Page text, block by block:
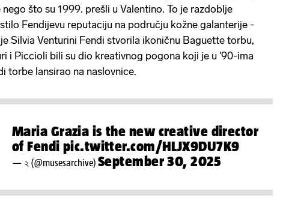
nego što su 1999. prešli u Valentino. To je razdoblje
Fendijevu reputaciju na području kožne galanterije -
Silvia Venturini Fendi stvorila ikoničnu Baguette torbu,
i Piccioli bili su dio kreativnog pogona koji je u '90-ima
torbe lansirao na naslovnice.
Maria Grazia is the new creative director
of Fendi pic.twitter.com/HLJX9DU7K9
— ২ (@musesarchive) September 30, 2025